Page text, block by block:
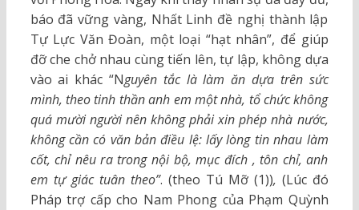
báo đã vững vàng, Nhất Linh đề nghị thành lập
Tự Lực Văn Đoàn, một loại “hạt nhân”, để giúp
đỡ che chở nhau cùng tiến lên, tự lập, không dựa
vào ai khác “Nguyên tắc là làm ăn dựa trên sức
mình, theo tinh thần anh em một nhà, tổ chức không
quá mười người nên không phải xin phép nhà nước,
không cần có văn bản điều lệ: lấy lòng tin nhau làm
cốt, chỉ nêu ra trong nội bộ, mục đích , tôn chỉ, anh
em tự giác tuân theo”. (theo Tú Mỡ (1)), (Lúc đó
Pháp trợ cấp cho Nam Phong của Phạm Quỳnh